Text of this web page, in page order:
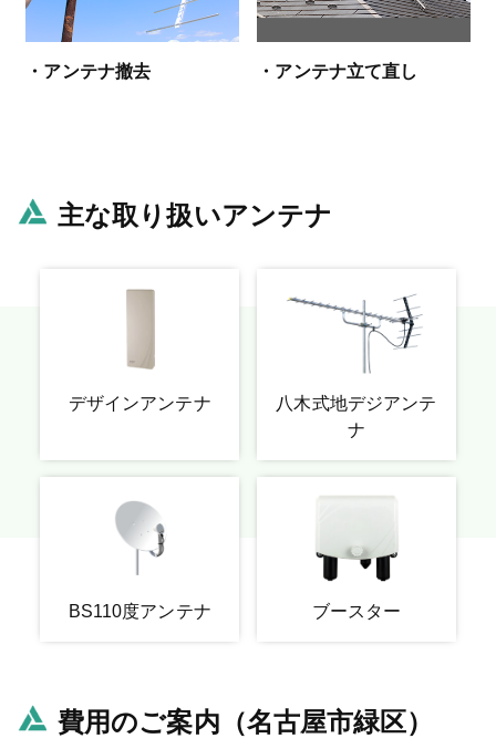
・アンテナ撤去 ・アンテナ立て直し
主な取り扱いアンテナ
デザインアンテナ
八木式地デジアンテ
ナ
BS110度アンテナ ブースター
費用のご案内（名古屋市緑区）